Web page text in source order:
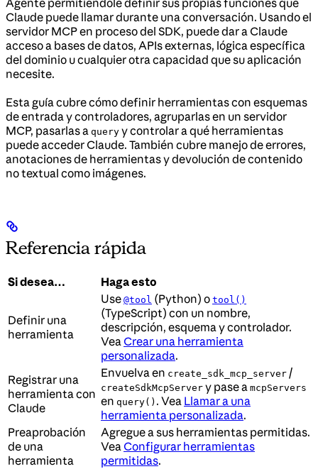
Agente permitiéndole definir sus propias funciones que
Claude puede llamar durante una conversación. Usando el
servidor MCP en proceso del SDK, puede dar a Claude
acceso a bases de datos, APIs externas, lógica específica
del dominio u cualquier otra capacidad que su aplicación
necesite.
Esta guía cubre cómo definir herramientas con esquemas
de entrada y controladores, agruparlas en un servidor
MCP, pasarlas a query y controlar a qué herramientas
puede acceder Claude. También cubre manejo de errores,
anotaciones de herramientas y devolución de contenido
no textual como imágenes.
Referencia rápida
Si desea… Haga esto
Definir una
herramienta
Use @tool (Python) o tool()
(TypeScript) con un nombre,
descripción, esquema y controlador.
Vea Crear una herramienta
personalizada.
Registrar una
herramienta con
Claude
Envuelva en create_sdk_mcp_server /
createSdkMcpServer y pase a mcpServers
en query() . Vea Llamar a una
herramienta personalizada.
Preaprobación
de una
herramienta
Agregue a sus herramientas permitidas.
Vea Configurar herramientas
permitidas.